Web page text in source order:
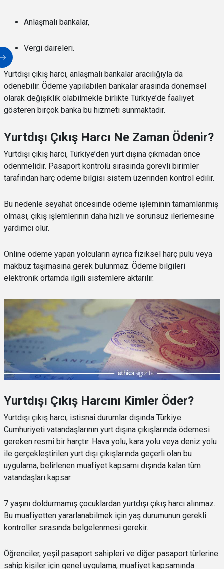
Anlaşmalı bankalar,
Vergi daireleri.
Yurtdışı çıkış harcı, anlaşmalı bankalar aracılığıyla da
ödenebilir. Ödeme yapılabilen bankalar arasında dönemsel
olarak değişiklik olabilmekle birlikte Türkiye’de faaliyet
gösteren birçok banka bu hizmeti sunmaktadır.
Yurtdışı Çıkış Harcı Ne Zaman Ödenir?
Yurtdışı çıkış harcı, Türkiye’den yurt dışına çıkmadan önce
ödenmelidir. Pasaport kontrolü sırasında görevli birimler
tarafından harç ödeme bilgisi sistem üzerinden kontrol edilir.
Bu nedenle seyahat öncesinde ödeme işleminin tamamlanmış
olması, çıkış işlemlerinin daha hızlı ve sorunsuz ilerlemesine
yardımcı olur.
Online ödeme yapan yolcuların ayrıca fiziksel harç pulu veya
makbuz taşımasına gerek bulunmaz. Ödeme bilgileri
elektronik ortamda ilgili sistemlere aktarılır.
Yurtdışı Çıkış Harcını Kimler Öder?
Yurtdışı çıkış harcı, istisnai durumlar dışında Türkiye
Cumhuriyeti vatandaşlarının yurt dışına çıkışlarında ödemesi
gereken resmi bir harçtır. Hava yolu, kara yolu veya deniz yolu
ile gerçekleştirilen yurt dışı çıkışlarında geçerli olan bu
uygulama, belirlenen muafiyet kapsamı dışında kalan tüm
vatandaşları kapsar.
7 yaşını doldurmamış çocuklardan yurtdışı çıkış harcı alınmaz.
Bu muafiyetten yararlanabilmek için yaş durumunun gerekli
kontroller sırasında belgelenmesi gerekir.
Öğrenciler, yeşil pasaport sahipleri ve diğer pasaport türlerine
sahip kişiler için genel uygulama, muafiyet kapsamında